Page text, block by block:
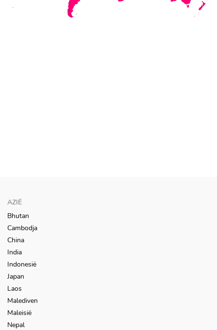
AZIË
Bhutan
Cambodja
China
India
Indonesië
Japan
Laos
Malediven
Maleisië
Nepal